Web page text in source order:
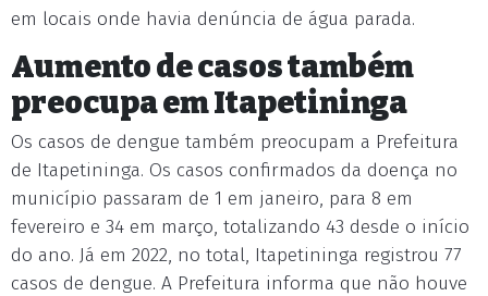
em locais onde havia denúncia de água parada.
Aumento de casos também
preocupa em Itapetininga
Os casos de dengue também preocupam a Prefeitura
de Itapetininga. Os casos confirmados da doença no
município passaram de 1 em janeiro, para 8 em
fevereiro e 34 em março, totalizando 43 desde o início
do ano. Já em 2022, no total, Itapetininga registrou 77
casos de dengue. A Prefeitura informa que não houve